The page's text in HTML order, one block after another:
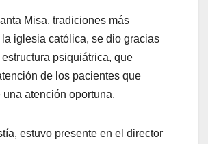
Misa, tradiciones más
iglesia católica, se dio gracias
psiquiátrica, que
de los pacientes que
una atención oportuna.
estuvo presente en el director